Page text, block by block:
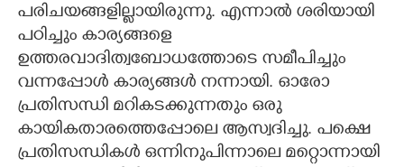
പരിചയങ്ങളില്ലായിരുന്നു. എന്നാൽ ശരിയായി
പഠിച്ചും കാര്യങ്ങളെ
ഉത്തരവാദിത്വബോധത്തോടെ സമീപിച്ചും
വന്നപ്പോൾ കാര്യങ്ങൾ നന്നായി. ഓരോ
പ്രതിസന്ധി മറികടക്കുന്നതും ഒരു
കായികതാരത്തെപ്പോലെ ആസ്വദിച്ചു. പക്ഷെ
പ്രതിസന്ധികൾ ഒന്നിനുപിന്നാലെ മറ്റൊന്നായി